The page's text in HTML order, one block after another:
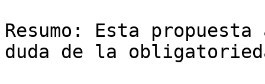
Resumo: Esta
duda de la